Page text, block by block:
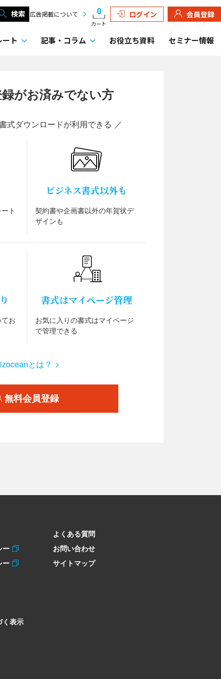
検索 広告掲載について 0
カート
ログイン 会員登録
ト 記事・ コラム お役立ち資料 セミナー情報
がお済みでない方
式ダウンロードが利用できる ／
ト
ビジネス書式以外も
契約書や企画書以外の年賀状デ
ザインも
お
書式はマイページ管理
お気に入りの書式はマイページ
で管理できる
とは？ >
無料会員登録
ー
ー
く表示
よくある質問
お問い合わせ
サイトマップ